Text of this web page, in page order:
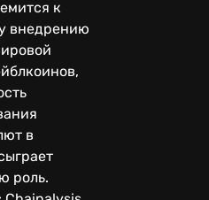
к
внедрению
в
роль.